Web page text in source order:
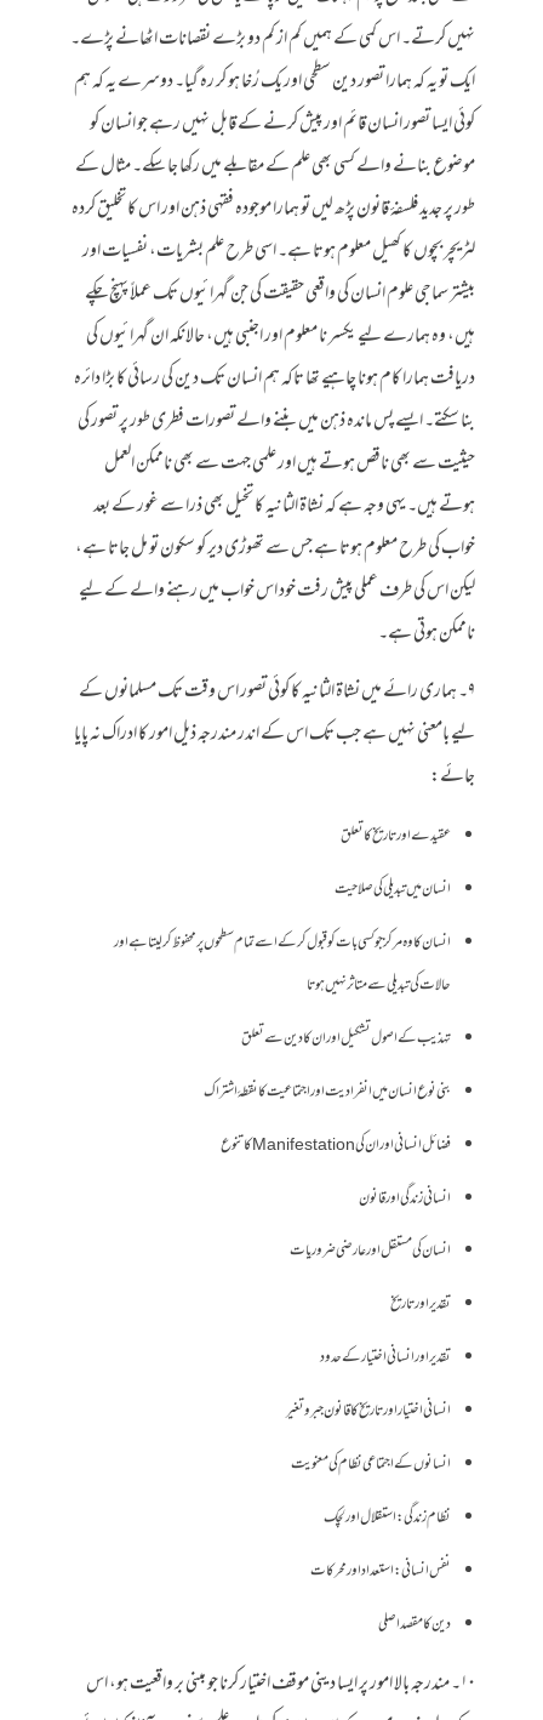
نہیں کرتے۔ اس کمی کے ہمیں کم از کم دو بڑے نقصانات اٹھانے پڑے۔
ایک تو یہ کہ ہمارا تصور دین سطحی اور یک رُخا ہو کر رہ گیا۔ دوسرے یہ کہ ہم
کوئی ایسا تصور انسان قائم اور پیش کرنے کے قابل نہیں رہے جو انسان کو
موضوع بنانے والے کسی بھی علم کے مقابلے میں رکھا جا سکے۔ مثال کے
طور پر جدید فلسفۂ قانون پڑھ لیں تو ہمارا موجودہ فقہی ذہن اور اس کا تخلیق کردہ
لٹریچر بچوں کا کھیل معلوم ہوتا ہے۔ اسی طرح علم بشریات، نفسیات اور
بیشتر سماجی علوم انسان کی واقعی حقیقت کی جن گہرائیوں تک عملاً پہنچ چکے
ہیں، وہ ہمارے لیے یکسر نا معلوم اور اجنبی ہیں، حالانکہ ان گہرائیوں کی
دریافت ہمارا کام ہونا چاہیے تھا تاکہ ہم انسان تک دین کی رسائی کا بڑا دائرہ
بنا سکتے۔ ایسے پس ماندہ ذہن میں بننے والے تصورات فطری طور پر تصور کی
حیثیت سے بھی ناقص ہوتے ہیں اور علمی جہت سے بھی ناممکن العمل
ہوتے ہیں۔ یہی وجہ ہے کہ نشاۃ الثانیہ کا تخیل بھی ذرا سے غور کے بعد
خواب کی طرح معلوم ہوتا ہے جس سے تھوڑی دیر کو سکون تو مل جاتا ہے،
لیکن اس کی طرف عملی پیش رفت خود اس خواب میں رہنے والے کے لیے
ناممکن ہوتی ہے۔
۹۔ ہماری رائے میں نشاۃ الثانیہ کا کوئی تصور اس وقت تک مسلمانوں کے
لیے بامعنی نہیں ہے جب تک اس کے اندر مندرجہ ذیل امور کا ادراک نہ پایا
جائے:
عقیدے اور تاریخ کا تعلق
انسان میں تبدیلی کی صلاحیت
انسان کا وہ مرکز جو کسی بات کو قبول کر کے اسے تمام سطحوں پر محفوظ کر لیتا ہے اور
حالات کی تبدیلی سے متاثر نہیں ہوتا
تہذیب کے اصول تشکیل اور ان کا دین سے تعلق
بنی نوع انسان میں انفرادیت اور اجتماعیت کا نقطۂ اشتراک
فضائل انسانی اور ان کی Manifestation کا تنوع
انسانی زندگی اور قانون
انسان کی مستقل اور عارضی ضروریات
تقدیر اور تاریخ
تقدیر اور انسانی اختیار کے حدود
انسانی اختیار اور تاریخ کا قانون جبر و تغیر
انسانوں کے اجتماعی نظام کی معنویت
نظام زندگی: استقلال اور لچک
نفس انسانی: استعداد اور محرکات
دین کا مقصد اصلی
۱۰۔ مندرجہ بالا امور پر ایسا دینی موقف اختیار کرنا جو مبنی بر واقعیت ہو، اس